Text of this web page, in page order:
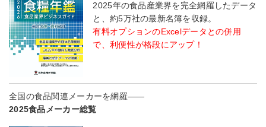
2025年の食品産業界を完全網羅したデータ
と、約5万社の最新名簿を収録。
有料オプションのExcelデータとの併用
で、利便性が格段にアップ！
全国の食品関連メーカーを網羅――
2025食品メーカー総覧